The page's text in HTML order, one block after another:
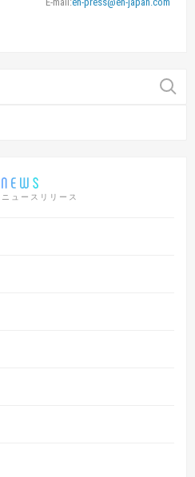
ニュースリリース